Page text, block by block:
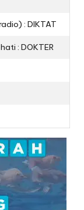
: DIKTAT
: DOKTER